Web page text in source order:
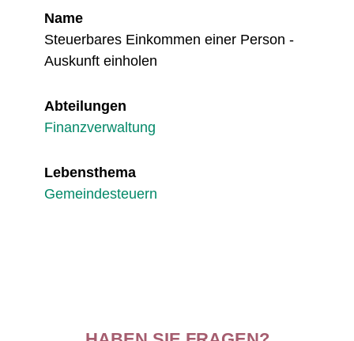
Name
Steuerbares Einkommen einer Person -
Auskunft einholen
Abteilungen
Finanzverwaltung
Lebensthema
Gemeindesteuern